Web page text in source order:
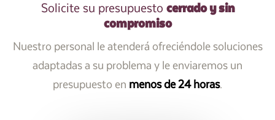
Solicite su presupuesto cerrado y sin
compromiso
Nuestro personal le atenderá ofreciéndole soluciones
adaptadas a su problema y le enviaremos un
presupuesto en menos de 24 horas.